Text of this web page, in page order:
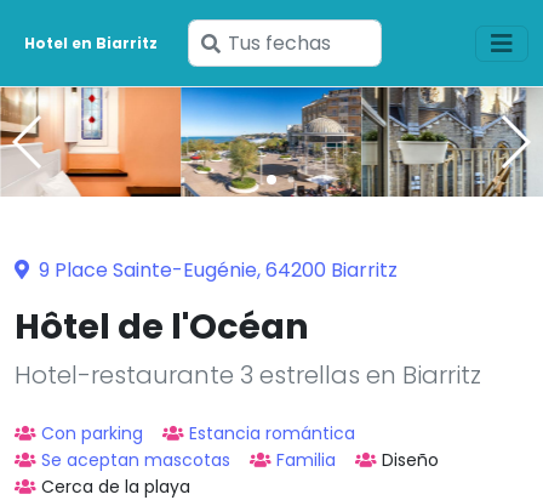
Hotel en Biarritz
Ingresa
tus
fechas
9 Place Sainte-Eugénie, 64200 Biarritz
Hôtel de l'Océan
Hotel-restaurante 3 estrellas en Biarritz
Con parking
Estancia romántica
Se aceptan mascotas
Familia
Diseño
Cerca de la playa